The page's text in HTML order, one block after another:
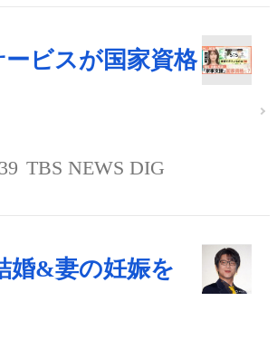
ビスが国家資格
TBS NEWS DIG
婚&妻の妊娠を